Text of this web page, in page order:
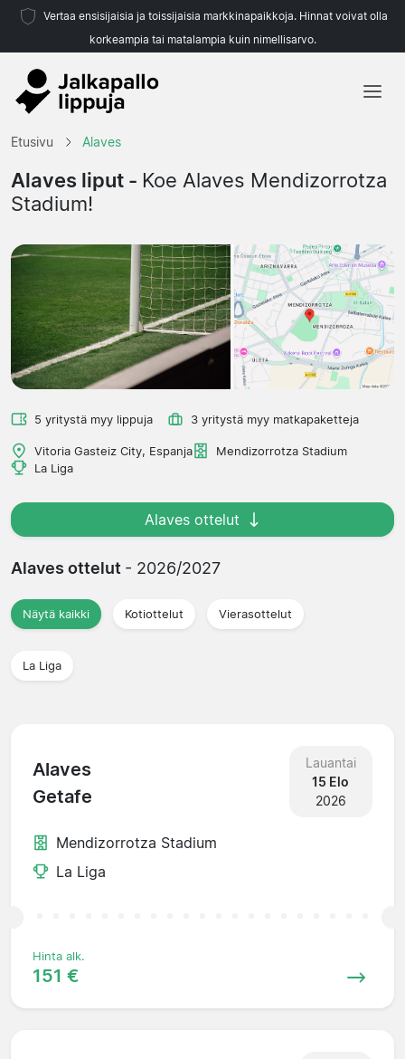
Vertaa ensisijaisia ja toissijaisia markkinapaikkoja. Hinnat voivat olla
korkeampia tai matalampia kuin nimellisarvo.
Joukkueet
Etusivu Alaves
Alaves liput - Koe Alaves Mendizorrotza
Stadium!
5 yritystä myy lippuja 3 yritystä myy matkapaketteja
Vitoria Gasteiz City, Espanja
Mendizorrotza Stadium
La Liga
Alaves ottelut
Alaves ottelut - 2026/2027
Näytä kaikki Kotiottelut Vierasottelut
La Liga
Alaves
Getafe
Lauantai
15 Elo
2026
Mendizorrotza Stadium
La Liga
Hinta alk.
151 €